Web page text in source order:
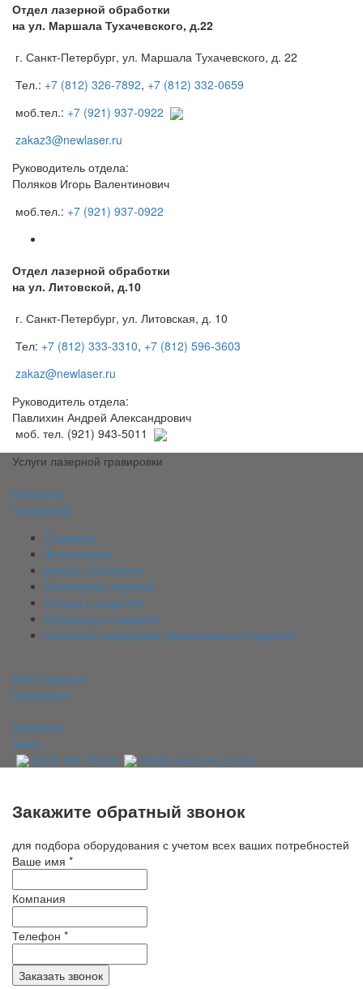
Отдел лазерной обработки
на ул. Маршала Тухачевского, д.22
г. Санкт-Петербург, ул. Маршала Тухачевского, д. 22
Тел.: +7 (812) 326-7892, +7 (812) 332-0659
моб.тел.: +7 (921) 937-0922
zakaz3@newlaser.ru
Руководитель отдела:
Поляков Игорь Валентинович
моб.тел.: +7 (921) 937-0922
Отдел лазерной обработки
на ул. Литовской, д.10
г. Санкт-Петербург, ул. Литовская, д. 10
Тел: +7 (812) 333-3310, +7 (812) 596-3603
zakaz@newlaser.ru
Руководитель отдела:
Павлихин Андрей Александрович
моб. тел. (921) 943-5011
Услуги лазерной гравировки
Лазерная
гравировка
Подарков
Фотографий
Бизнес-сувениров
Ювелирных изделий
Наград и медалей
Клавиатур и гаджетов
Лазерная маркировка промышленных изделий
Изготовление
продукции
Лазерная
резка
(812) 241-16-43
Прайс-лист на услуги
Закажите обратный звонок
для подбора оборудования с учетом всех ваших потребностей
Ваше имя *
Компания
Телефон *
Заказать звонок